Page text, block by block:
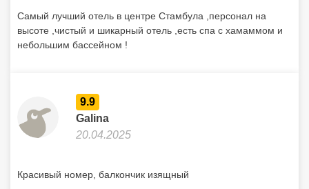
Самый лучший отель в центре Стамбула ,персонал на
высоте ,чистый и шикарный отель ,есть спа с хамаммом и
небольшим бассейном !
9.9
Galina
20.04.2025
Красивый номер, балкончик изящный